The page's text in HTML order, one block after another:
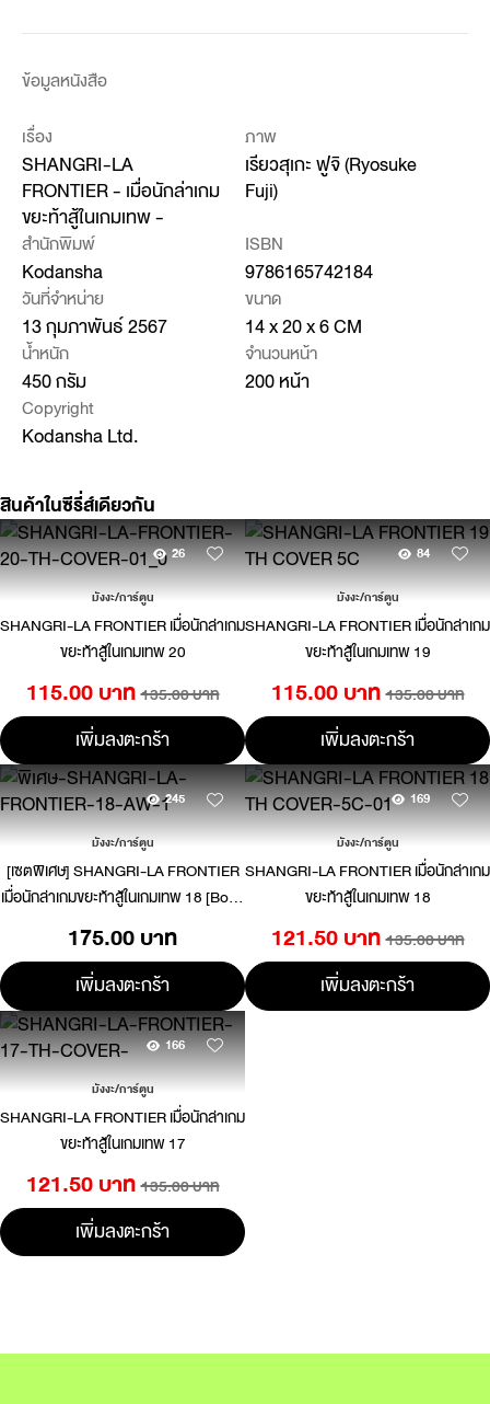
ข้อมูลหนังสือ
เรื่อง
SHANGRI-LA
FRONTIER - เมื่อนักล่าเกม
ขยะท้าสู้ในเกมเทพ -
ภาพ
เรียวสุเกะ ฟูจิ (Ryosuke
Fuji)
สำนักพิมพ์
Kodansha
ISBN
9786165742184
วันที่จำหน่าย
13 กุมภาพันธ์ 2567
ขนาด
14 x 20 x 6 CM
น้ำหนัก
450 กรัม
จำนวนหน้า
200 หน้า
Copyright
Kodansha Ltd.
สินค้าในซีรี่ส์เดียวกัน
26
มังงะ/การ์ตูน
SHANGRI-LA FRONTIER เมื่อนักล่าเกม
ขยะท้าสู้ในเกมเทพ 20
115.00 บาท 135.00 บาท
เพิ่มลงตะกร้า
84
มังงะ/การ์ตูน
SHANGRI-LA FRONTIER เมื่อนักล่าเกม
ขยะท้าสู้ในเกมเทพ 19
115.00 บาท 135.00 บาท
เพิ่มลงตะกร้า
245
มังงะ/การ์ตูน
[เซตพิเศษ] SHANGRI-LA FRONTIER
เมื่อนักล่าเกมขยะท้าสู้ในเกมเทพ 18 [Book
Cover Case 2 ชิ้น]
175.00 บาท
เพิ่มลงตะกร้า
169
มังงะ/การ์ตูน
SHANGRI-LA FRONTIER เมื่อนักล่าเกม
ขยะท้าสู้ในเกมเทพ 18
121.50 บาท 135.00 บาท
เพิ่มลงตะกร้า
166
มังงะ/การ์ตูน
SHANGRI-LA FRONTIER เมื่อนักล่าเกม
ขยะท้าสู้ในเกมเทพ 17
121.50 บาท 135.00 บาท
เพิ่มลงตะกร้า